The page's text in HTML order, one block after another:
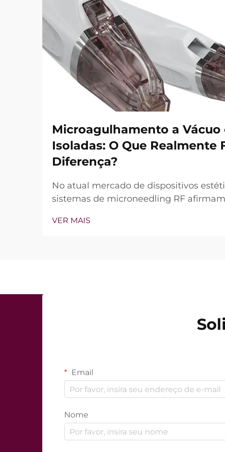
Microagulhamento a Vácuo
Isoladas: O Que Realmente
Diferença?
No atual mercado de dispositivos
sistemas de microneedling RF
questão não é simplesmente se esses
VER MAIS
Email
Nome